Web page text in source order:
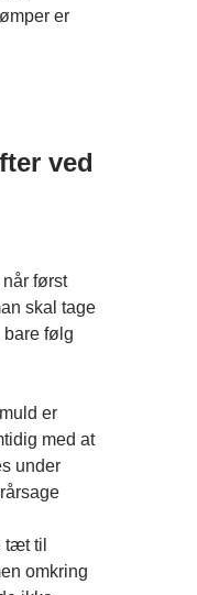
er
ved
først
skal tage
følg
er
med at
under
tæt til
omkring